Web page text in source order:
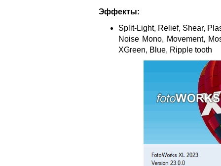
Эффекты:
Split-Light, Relief, Shear,
Noise Mono, Movement,
XGreen, Blue, Ripple tooth